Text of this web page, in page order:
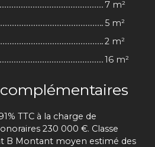
7 m²
5 m²
2 m²
16 m²
TTC à la charge de
230 000 €. Classe
B Montant moyen estimé des